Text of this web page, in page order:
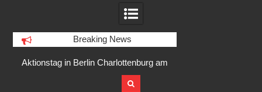
Breaking News
Aktionstag in Berlin Charlottenburg am
5 August 2026 am Goslarer Ufer